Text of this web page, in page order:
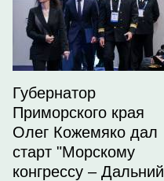
Губернатор
Приморского края
Олег Кожемяко дал
старт "Морскому
конгрессу – Дальний